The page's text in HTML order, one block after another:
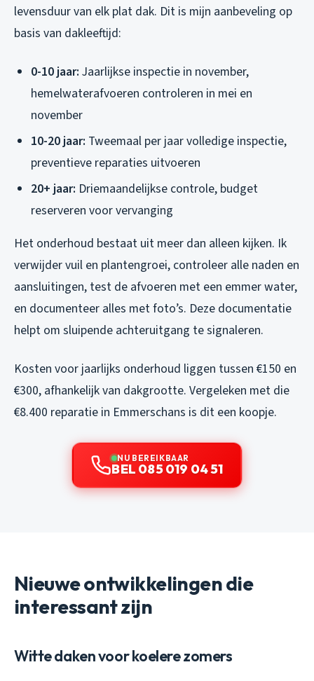
levensduur van elk plat dak. Dit is mijn aanbeveling op
basis van dakleeftijd:
0-10 jaar: Jaarlijkse inspectie in november,
hemelwaterafvoeren controleren in mei en
november
10-20 jaar: Tweemaal per jaar volledige inspectie,
preventieve reparaties uitvoeren
20+ jaar: Driemaandelijkse controle, budget
reserveren voor vervanging
Het onderhoud bestaat uit meer dan alleen kijken. Ik
verwijder vuil en plantengroei, controleer alle naden en
aansluitingen, test de afvoeren met een emmer water,
en documenteer alles met foto’s. Deze documentatie
helpt om sluipende achteruitgang te signaleren.
Kosten voor jaarlijks onderhoud liggen tussen €150 en
€300, afhankelijk van dakgrootte. Vergeleken met die
€8.400 reparatie in Emmerschans is dit een koopje.
NU BEREIKBAAR
BEL 085 019 04 51
Nieuwe ontwikkelingen die
interessant zijn
Witte daken voor koelere zomers